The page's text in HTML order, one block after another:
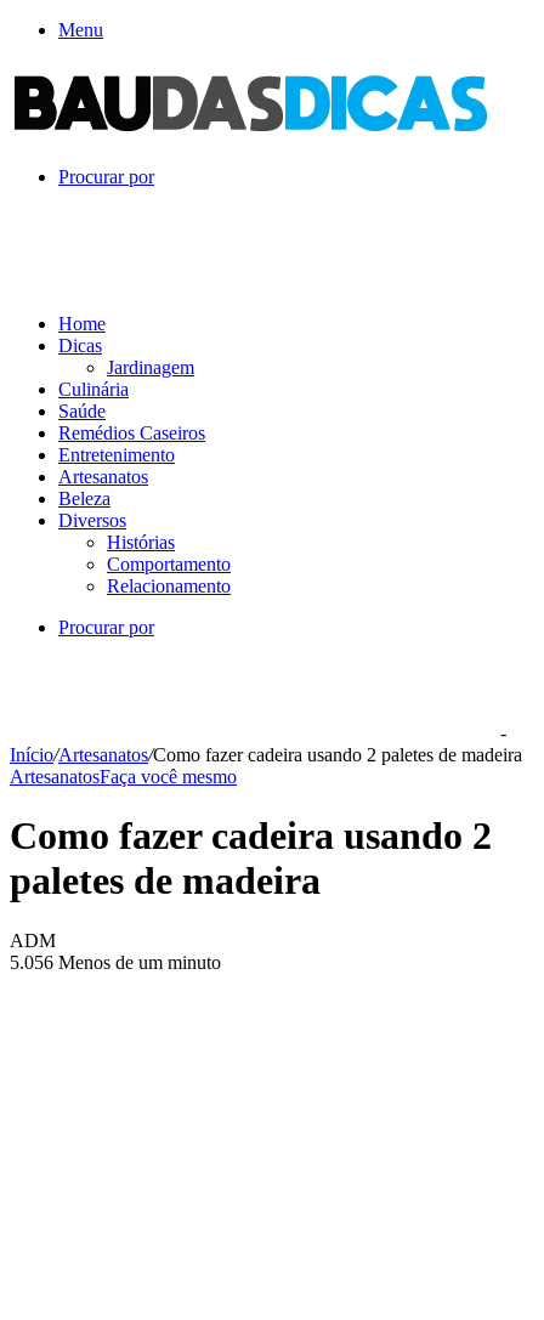
Menu
Procurar por
Home
Dicas
Jardinagem
Culinária
Saúde
Remédios Caseiros
Entretenimento
Artesanatos
Beleza
Diversos
Histórias
Comportamento
Relacionamento
Procurar por
-
Início/Artesanatos/Como fazer cadeira usando 2 paletes de madeira
ArtesanatosFaça você mesmo
Como fazer cadeira usando 2
paletes de madeira
ADM
5.056 Menos de um minuto